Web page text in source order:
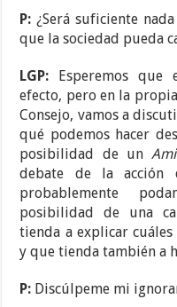
P: ¿Será suficiente
que la sociedad pueda
LGP: Esperemos que
efecto, pero en la
Consejo, vamos a
qué podemos hacer
posibilidad de un
debate de la acción
probablemente
posibilidad de una
tienda a explicar
y que tienda también a
P: Discúlpeme mi